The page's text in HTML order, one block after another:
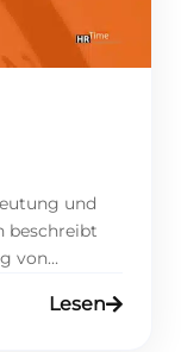
und
beschreibt
von
ist es, eine
Lesen